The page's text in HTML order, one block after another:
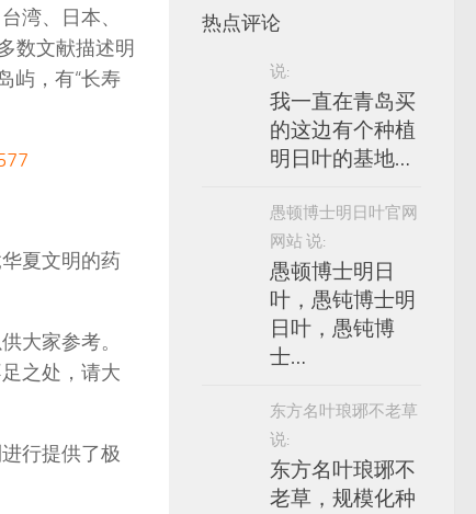
湾、日本、
数文献描述明
屿，有“长寿
夏文明的药
大家参考。
之处，请大
行提供了极
热点评论
说:
我一直在青岛买
的这边有个种植
明日叶的基地…
愚顿博士明日叶官网
网站 说:
愚顿博士明日
叶，愚钝博士明
日叶，愚钝博
士…
东方名叶琅琊不老草
说:
东方名叶琅琊不
老草，规模化种